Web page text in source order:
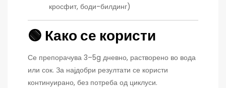
кросфит, боди-билдинг)
🟢 Како се користи
Се препорачува 3–5g дневно, растворено во вода
или сок. За најдобри резултати се користи
континуирано, без потреба од циклуси.